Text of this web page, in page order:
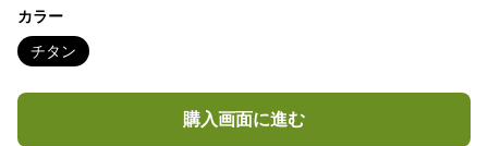
カラー
チタン
購入画面に進む